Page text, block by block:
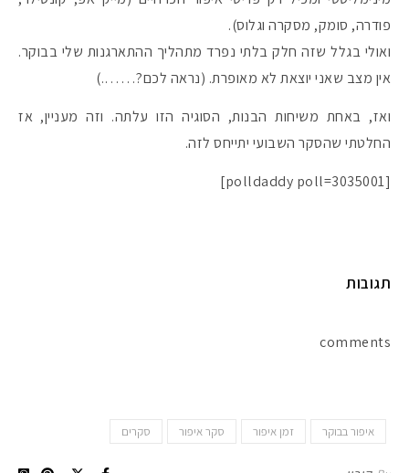
פודרה, סומק, מסקרה וגלוס).
ואולי בגלל שזה חלק בלתי נפרד מתהליך ההתארגנות שלי בבוקר.
אין מצב שאני יוצאת לא מאופרת. (נראה לכם?…….)
ואז, באחת משיחות הבנות, הסוגיה הזו עלתה. וזה מעניין, אז
החלטתי שהסקר השבועי יתייחס לזה.
[polldaddy poll=3035001]
תגובות
comments
איפור בבוקר זמן איפור סקר איפור סקרים